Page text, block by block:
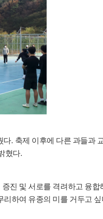
다. 축제 이후에 다른 과들과
혔다.
진 및 서로를 격려하고 융합
리하여 유종의 미를 거두고 싶